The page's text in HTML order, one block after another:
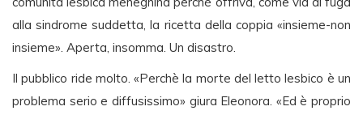
alla sindrome suddetta, la ricetta della coppia «insieme-non
insieme». Aperta, insomma. Un disastro.
Il pubblico ride molto. «Perchè la morte del letto lesbico è un
problema serio e diffusissimo» giura Eleonora. «Ed è proprio